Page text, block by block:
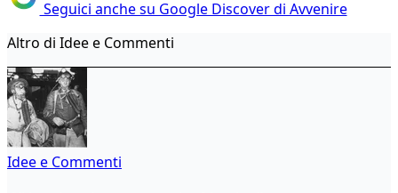
Seguici anche su Google Discover di Avvenire
Altro di Idee e Commenti
Idee e Commenti